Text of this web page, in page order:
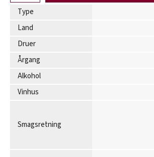
Type
Land
Druer
Årgang
Alkohol
Vinhus
Smagsretning